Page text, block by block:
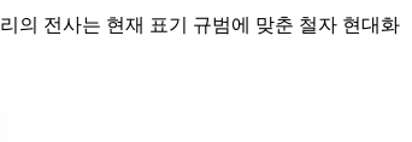
의 전사는 현재 표기 규범에 맞춘 철자 현대화